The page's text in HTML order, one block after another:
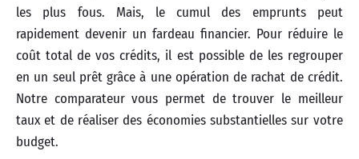
les plus fous. Mais, le cumul des emprunts peut
rapidement devenir un fardeau financier. Pour réduire le
coût total de vos crédits, il est possible de les regrouper
en un seul prêt grâce à une opération de rachat de crédit.
Notre comparateur vous permet de trouver le meilleur
taux et de réaliser des économies substantielles sur votre
budget.